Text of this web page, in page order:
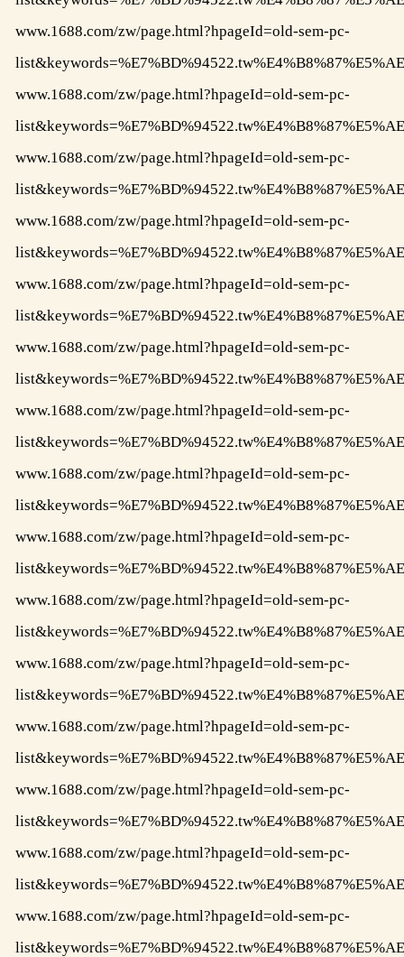
www.1688.com/zw/page.html?hpageId=old-sem-pc-
www.1688.com/zw/page.html?hpageId=old-sem-pc-
www.1688.com/zw/page.html?hpageId=old-sem-pc-
www.1688.com/zw/page.html?hpageId=old-sem-pc-
www.1688.com/zw/page.html?hpageId=old-sem-pc-
www.1688.com/zw/page.html?hpageId=old-sem-pc-
www.1688.com/zw/page.html?hpageId=old-sem-pc-
www.1688.com/zw/page.html?hpageId=old-sem-pc-
www.1688.com/zw/page.html?hpageId=old-sem-pc-
www.1688.com/zw/page.html?hpageId=old-sem-pc-
www.1688.com/zw/page.html?hpageId=old-sem-pc-
www.1688.com/zw/page.html?hpageId=old-sem-pc-
www.1688.com/zw/page.html?hpageId=old-sem-pc-
www.1688.com/zw/page.html?hpageId=old-sem-pc-
www.1688.com/zw/page.html?hpageId=old-sem-pc-